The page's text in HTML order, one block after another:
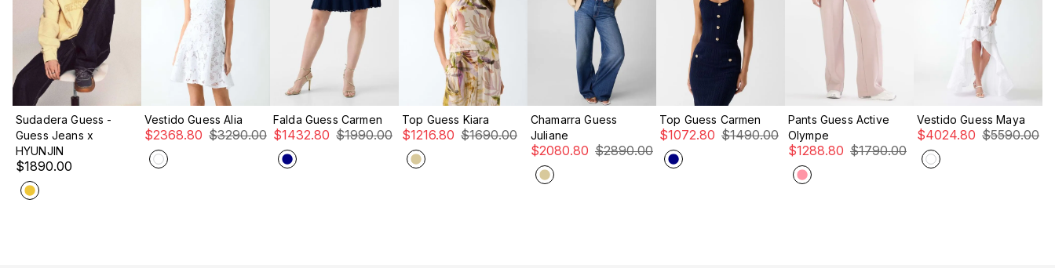
COMPRA RÁPIDA
Sudadera Guess -
Guess Jeans x
HYUNJIN
$1890.00
COMPRA RÁPIDA
Vestido Guess Alia
$2368.80 $3290.00
COMPRA RÁPIDA
Falda Guess Carmen
$1432.80 $1990.00
COMPRA RÁPIDA
Top Guess Kiara
$1216.80 $1690.00
COMPRA RÁPIDA
Chamarra Guess
Juliane
$2080.80 $2890.00
COMPRA RÁPIDA
Top Guess Carmen
$1072.80 $1490.00
COMPRA RÁPIDA
Pants Guess Active
Olympe
$1288.80 $1790.00
COMPRA RÁPIDA
Vestido Guess Maya
$4024.80 $5590.00